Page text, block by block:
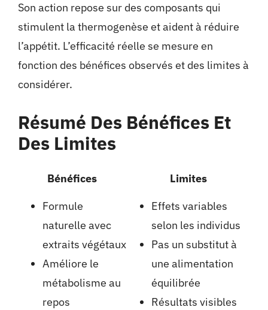
Son action repose sur des composants qui
stimulent la thermogenèse et aident à réduire
l’appétit. L’efficacité réelle se mesure en
fonction des bénéfices observés et des limites à
considérer.
Résumé Des Bénéfices Et
Des Limites
Bénéfices
Limites
Formule
naturelle avec
extraits végétaux
Améliore le
métabolisme au
repos
Effets variables
selon les individus
Pas un substitut à
une alimentation
équilibrée
Résultats visibles